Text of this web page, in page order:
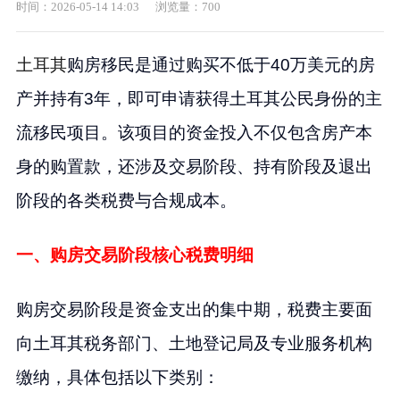
时间： 2026-05-14 14:03 浏览量： 700
土耳其购房移民是通过购买不低于40万美元的房
产并持有3年，即可申请获得土耳其公民身份的主
流移民项目。该项目的资金投入不仅包含房产本
身的购置款，还涉及交易阶段、持有阶段及退出
阶段的各类税费与合规成本。
一、购房交易阶段核心税费明细
购房交易阶段是资金支出的集中期，税费主要面
向土耳其税务部门、土地登记局及专业服务机构
缴纳，具体包括以下类别：